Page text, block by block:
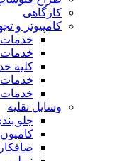
کارگاهی
کامپیوتر و
خدمات
کلیه
خدمات
خدمات
وسایل نقلیه
جلو
کامیون